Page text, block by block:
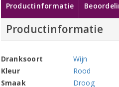
Productinformatie
Productinformatie
Dranksoort
Wijn
Kleur
Rood
Smaak
Droog